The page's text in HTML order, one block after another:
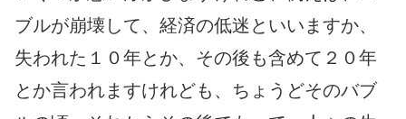
ブルが崩壊して、経済の低迷といいますか、
失われた１０年とか、その後も含めて２０年
とか言われますけれども、ちょうどそのバブ